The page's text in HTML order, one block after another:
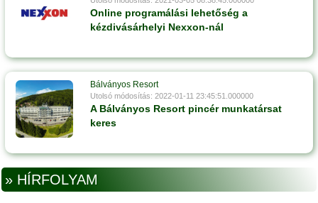
Online programálási lehetőség a
kézdivásárhelyi Nexxon-nál
Bálványos Resort
Utolsó módosítás: 2022-01-11 23:45:51.000000
A Bálványos Resort pincér munkatársat
keres
» HÍRFOLYAM